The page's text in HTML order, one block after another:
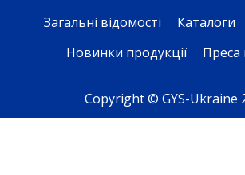
Загальні відомості
Каталоги
Новинки продукції
Преса
Copyright © GYS-Ukraine